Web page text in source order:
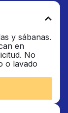
y sábanas.
en
No
o lavado